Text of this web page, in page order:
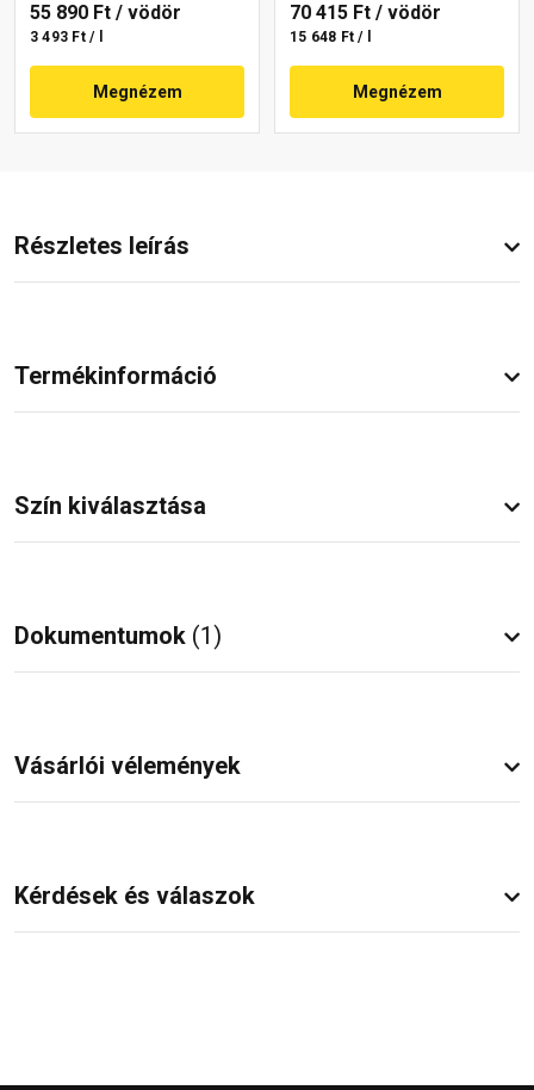
55 890 Ft / vödör
3 493 Ft / l
Megnézem
70 415 Ft / vödör
15 648 Ft / l
Megnézem
Részletes leírás
Termékinformáció
Szín kiválasztása
Dokumentumok (1)
Vásárlói vélemények
Kérdések és válaszok